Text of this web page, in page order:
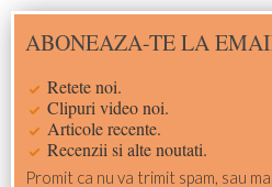
Skip
to
Skip
to
Skip
to
Skip
to
ABONEAZA-TE LA
Retete noi.
Clipuri video noi.
Articole recente.
Recenzii si alte noutati.
Promit ca nu va trimit spam, sau